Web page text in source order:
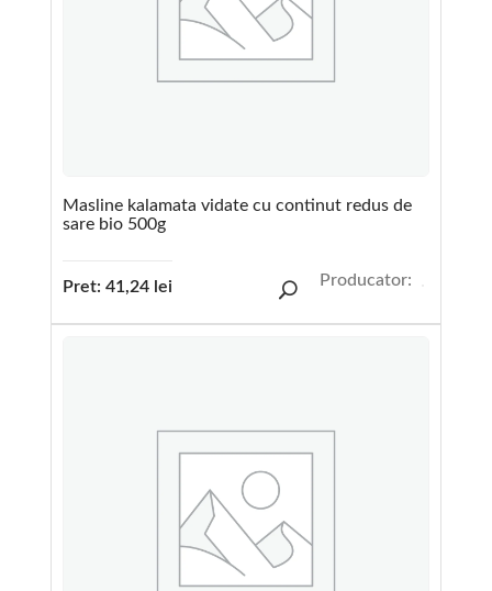
Masline kalamata vidate cu continut redus de
sare bio 500g
Pret: 41,24 lei Producator: